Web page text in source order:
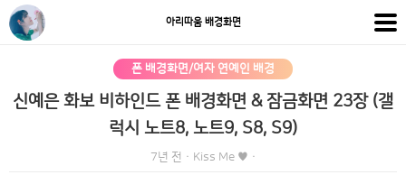
아리따움 배경화면
폰 배경화면/여자 연예인 배경
신예은 화보 비하인드 폰 배경화면 & 잠금화면 23장 (갤
럭시 노트8, 노트9, S8, S9)
7년 전 · Kiss Me ♥ ·